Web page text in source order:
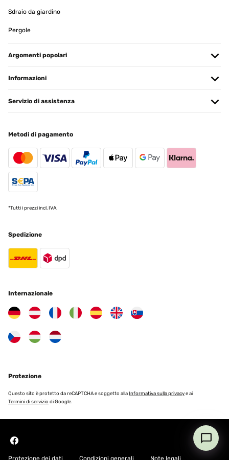
22/11/2024
postventa ha sido satisfactorio.Opinion original:Me gusta mucho y
encontre rotas dos sujecciones, no se ni como se han roto y les dije
que suponia que habria sido el viento, a lo que me responden que
si se rompe por viendo no hay garantia... no se rick o me envían las
piezas defectuosas o que me devuelvan el dinero, pero si compras
algo asi lo ultimo que esperas es que se rompa solo y se limpien las
manos.Todo es metalico salvo estas piezas que son de
stabiler sein können. Erfüllt alles seinen Zweck.
Amazon-Benutzer
Es war zwar eine Stange verbogen aber wir haben es dann etwas
Amazon-Benutzer
Tradurre
VALUTAZIONE VERIFICATA
Sdraio da giardino
Pergole
Argomenti popolari
Informazioni
Servizio di assistenza
Metodi di pagamento
*Tutti i prezzi incl. IVA.
Spedizione
Internazionale
Protezione
Questo sito è protetto da reCAPTCHA e soggetto allaInformativa sulla privacye ai
Termini di servizio di Google.
Protezione dei dati Condizioni generali Note legali